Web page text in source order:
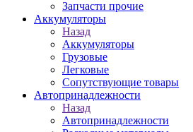
Запчасти прочие
Аккумуляторы
Назад
Аккумуляторы
Грузовые
Легковые
Сопутствующие товары
Автопринадлежности
Назад
Автопринадлежности